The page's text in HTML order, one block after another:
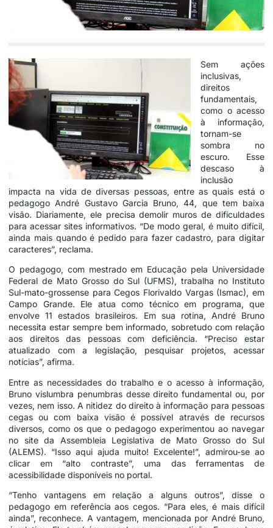
Sem ações
inclusivas,
direitos
fundamentais,
como o acesso
à informação,
tornam-se
sombra no
escuro. Esse
descaso à
inclusão
impacta na vida de diversas pessoas, entre as quais está o
pedagogo André Gustavo Garcia Bruno, 44, que tem baixa
visão. Diariamente, ele precisa demolir muros de dificuldades
para acessar sites informativos. “De modo geral, é muito difícil,
ainda mais quando é pedido para fazer cadastro, para digitar
caracteres”, reclama.
O pedagogo, com mestrado em Educação pela Universidade
Federal de Mato Grosso do Sul (UFMS), trabalha no Instituto
Sul-mato-grossense para Cegos Florivaldo Vargas (Ismac), em
Campo Grande. Ele atua como técnico em programa, que
envolve 11 estados brasileiros. Em sua rotina, André Bruno
necessita estar sempre bem informado, sobretudo com relação
aos direitos das pessoas com deficiência. “Preciso estar
atualizado com a legislação, pesquisar projetos, acessar
notícias”, afirma.
Entre as necessidades do trabalho e o acesso à informação,
Bruno vislumbra penumbras desse direito fundamental ou, por
vezes, nem isso. A nitidez do direito à informação para pessoas
cegas ou com baixa visão é possível através de recursos
diversos, como os que o pedagogo experimentou ao navegar
no site da Assembleia Legislativa de Mato Grosso do Sul
(ALEMS). “Isso aqui ajuda muito! Excelente!”, admirou-se ao
clicar em “alto contraste”, uma das ferramentas de
acessibilidade disponíveis no portal.
“Tenho vantagens em relação a alguns outros”, disse o
pedagogo em referência aos cegos. “Para eles, é mais difícil
ainda”, reconhece. A vantagem, mencionada por André Bruno,